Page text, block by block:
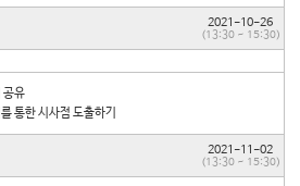
공유
통한 시사점 도출하기
2021-10-26
(13:30 ~ 15:30)
2021-11-02
(13:30 ~ 15:30)